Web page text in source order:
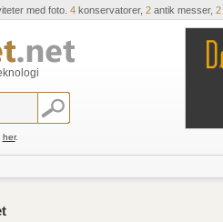
med foto. 4 konservatorer, 2 antik messer, 2
her.